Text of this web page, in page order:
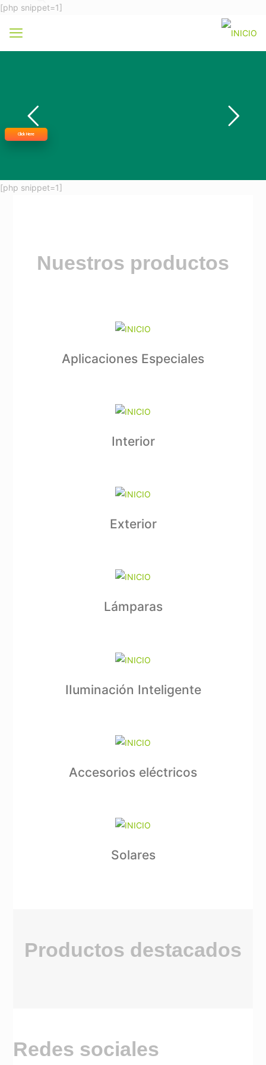
[php snippet=1]
Click Here
[php snippet=1]
Nuestros productos
Aplicaciones Especiales
Interior
Exterior
Lámparas
IIuminación Inteligente
Accesorios eléctricos
Solares
Productos destacados
Redes sociales